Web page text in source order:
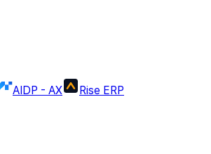
AIDP - AX Rise ERP